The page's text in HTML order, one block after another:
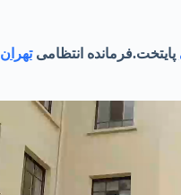
پایتخت.فرمانده انتظامیتهران